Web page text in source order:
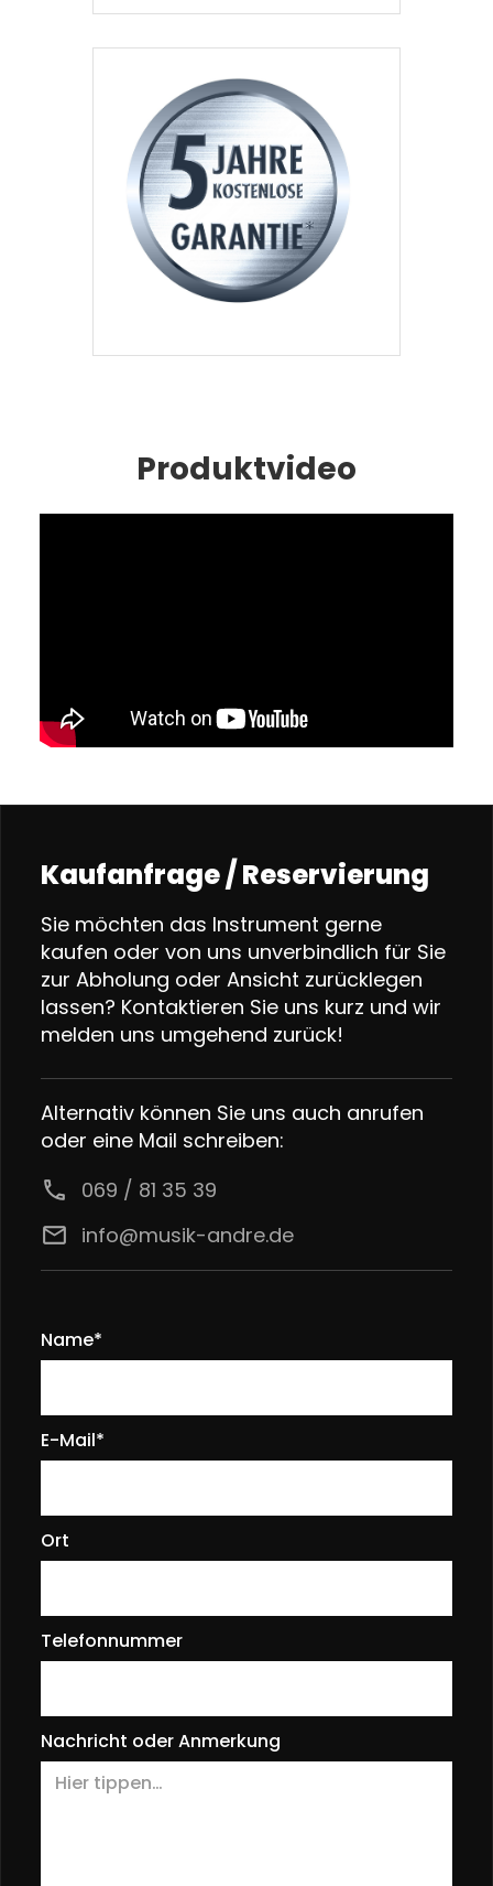
Produktvideo
Kaufanfrage / Reservierung
Sie möchten das Instrument gerne
kaufen oder von uns unverbindlich für Sie
zur Abholung oder Ansicht zurücklegen
lassen? Kontaktieren Sie uns kurz und wir
melden uns umgehend zurück!
Alternativ können Sie uns auch anrufen
oder eine Mail schreiben:
call
069 / 81 35 39
email info@musik-andre.de
Name*
E-Mail*
Ort
Telefonnummer
Nachricht oder Anmerkung